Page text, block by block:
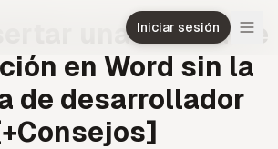
Iniciar sesión
una casilla de
en Word sin la
de desarrollador